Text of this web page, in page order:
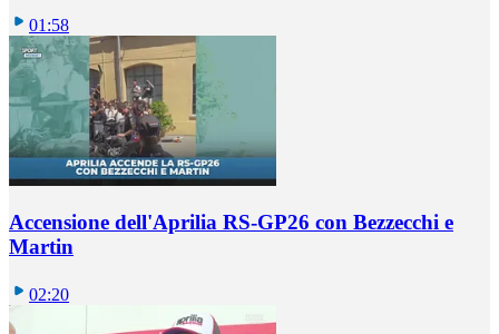
01:58
Accensione dell'Aprilia RS-GP26 con Bezzecchi e
Martin
02:20